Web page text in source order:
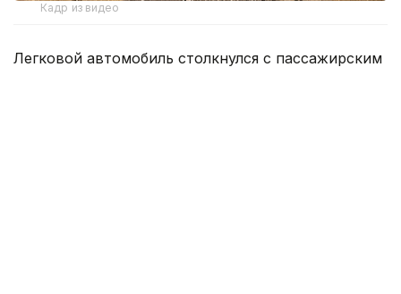
Кадр из видео
Легковой автомобиль столкнулся с пассажирским